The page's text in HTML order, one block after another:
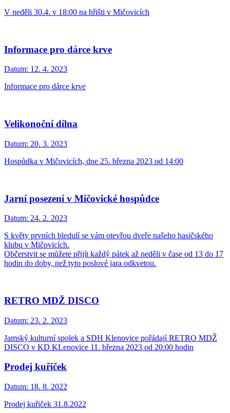
V neděli 30.4. v 18:00 na hřišti v Mičovicích
Informace pro dárce krve
Datum: 12. 4. 2023
Informace pro dárce krve
Velikonoční dílna
Datum: 20. 3. 2023
Hospůdka v Mičovicích, dne 25. března 2023 od 14:00
Jarní posezení v Mičovické hospůdce
Datum: 24. 2. 2023
S květy prvních bledulí se vám otevřou dveře našeho hasičského
klubu v Mičovicích.
Občerstvit se můžete přijít každý pátek až neděli v čase od 13 do 17
hodin do doby, než tyto poslové jara odkvetou.
RETRO MDŽ DISCO
Datum: 23. 2. 2023
Jamský kulturní spolek a SDH Klenovice pořádají RETRO MDŽ
DISCO v KD KLenovice 11. března 2023 od 20:00 hodin
Prodej kuřiček
Datum: 18. 8. 2022
Prodej kuřiček 31.8.2022